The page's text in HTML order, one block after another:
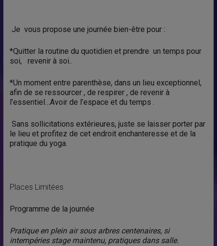
Je vous propose une journée bien-être pour :
*Quitter la routine du quotidien et prendre un temps pour
soi, revenir à soi..
*Un moment entre parenthèse, dans un lieu exceptionnel,
afin de se ressourcer , de respirer , de revenir à
l’essentiel…Avoir de l’espace et du temps .
Sans sollicitations extérieures, juste se laisser porter par
le lieu et profitez de cet endroit enchanteresse et de la
pratique du yoga.
Places Limitées
Programme de la journée
Pratique en plein air sous arbres centenaires, si
intempéries stage maintenu, pratiques dans salle.